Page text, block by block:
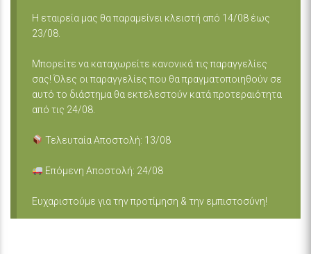
Η εταιρεία μας θα παραμείνει κλειστή από 14/08 έως
23/08.
Μπορείτε να καταχωρείτε κανονικά τις παραγγελίες
σας! Όλες οι παραγγελίες που θα πραγματοποιηθούν σε
αυτό το διάστημα θα εκτελεστούν κατά προτεραιότητα
από τις 24/08.
Τελευταία Αποστολή: 13/08
Επόμενη Αποστολή: 24/08
Ευχαριστούμε για την προτίμηση & την εμπιστοσύνη!